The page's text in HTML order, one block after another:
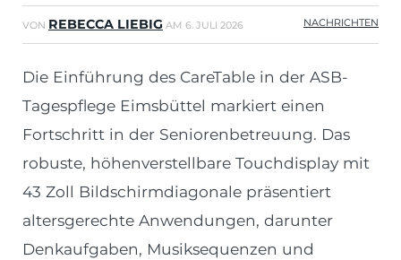
VON REBECCA LIEBIG AM 6. JULI 2026 NACHRICHTEN
Die Einführung des CareTable in der ASB-
Tagespflege Eimsbüttel markiert einen
Fortschritt in der Seniorenbetreuung. Das
robuste, höhenverstellbare Touchdisplay mit
43 Zoll Bildschirmdiagonale präsentiert
altersgerechte Anwendungen, darunter
Denkaufgaben, Musiksequenzen und